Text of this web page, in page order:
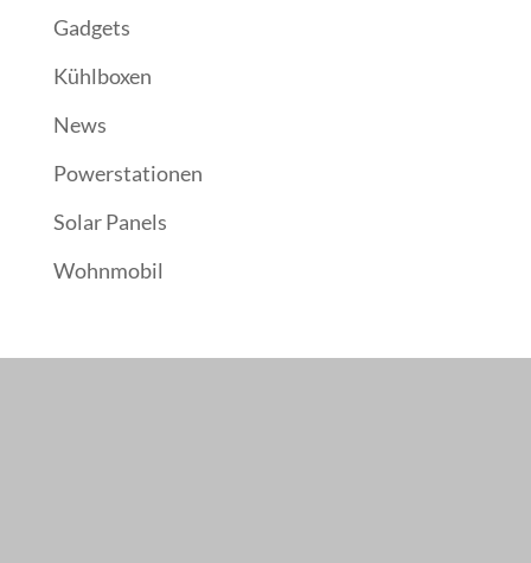
Gadgets
Kühlboxen
News
Powerstationen
Solar Panels
Wohnmobil